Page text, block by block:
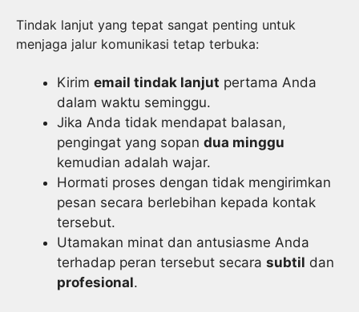
Tindak lanjut yang tepat sangat penting untuk
menjaga jalur komunikasi tetap terbuka:
Kirim email tindak lanjut pertama Anda
dalam waktu seminggu.
Jika Anda tidak mendapat balasan,
pengingat yang sopan dua minggu
kemudian adalah wajar.
Hormati proses dengan tidak mengirimkan
pesan secara berlebihan kepada kontak
tersebut.
Utamakan minat dan antusiasme Anda
terhadap peran tersebut secara subtil dan
profesional.